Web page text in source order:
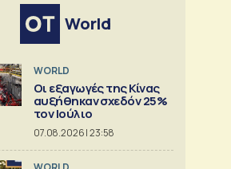
World
WORLD
Οι εξαγωγές της Κίνας
αυξήθηκαν σχεδόν 25%
τον Ιούλιο
07.08.2026 | 23:58